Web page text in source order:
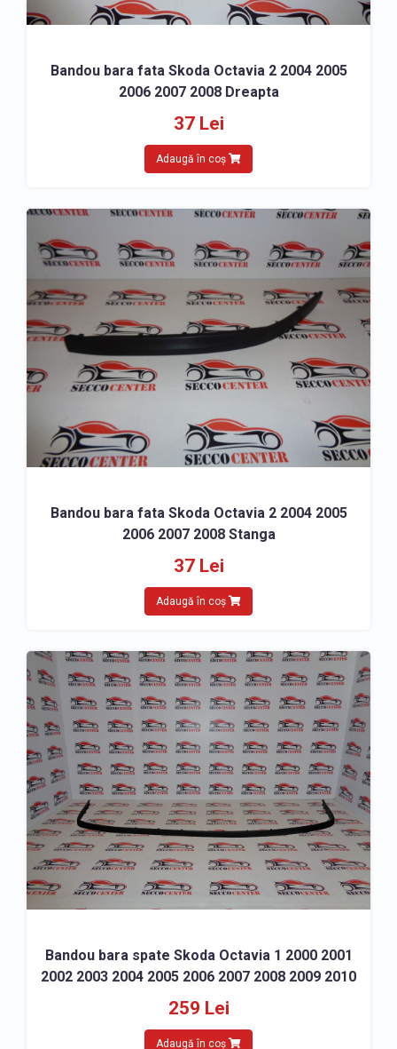
Bandou bara fata Skoda Octavia 2 2004 2005
2006 2007 2008 Dreapta
37 Lei
Adaugă în coș
Bandou bara fata Skoda Octavia 2 2004 2005
2006 2007 2008 Stanga
37 Lei
Adaugă în coș
Bandou bara spate Skoda Octavia 1 2000 2001
2002 2003 2004 2005 2006 2007 2008 2009 2010
259 Lei
Adaugă în coș